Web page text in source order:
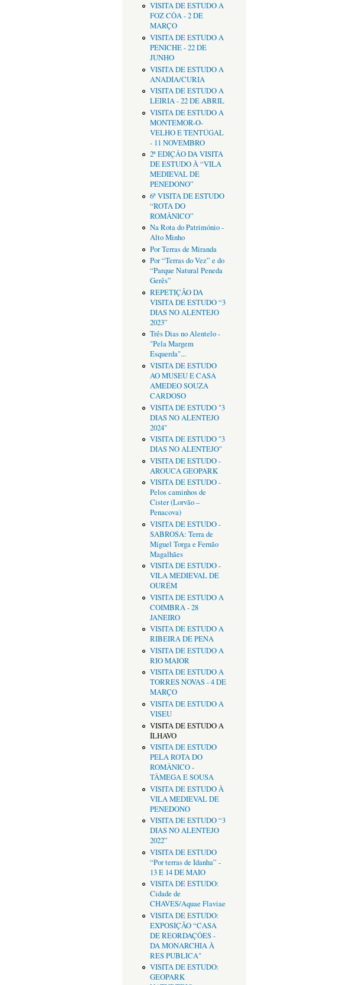
VISITA DE ESTUDO A
FOZ CÔA - 2 DE
MARÇO
VISITA DE ESTUDO A
PENICHE - 22 DE
JUNHO
VISITA DE ESTUDO A
ANADIA/CURIA
VISITA DE ESTUDO A
LEIRIA - 22 DE ABRIL
VISITA DE ESTUDO A
MONTEMOR-O-
VELHO E TENTÚGAL
- 11 NOVEMBRO
2ª EDIÇÂO DA VISITA
DE ESTUDO À “VILA
MEDIEVAL DE
PENEDONO”
6ª VISITA DE ESTUDO
“ROTA DO
ROMÂNICO”
Na Rota do Património -
Alto Minho
Por Terras de Miranda
Por “Terras do Vez” e do
“Parque Natural Peneda
Gerês”
REPETIÇÃO DA
VISITA DE ESTUDO “3
DIAS NO ALENTEJO
2023”
Três Dias no Alentelo -
"Pela Margem
Esquerda"...
VISITA DE ESTUDO
AO MUSEU E CASA
AMEDEO SOUZA
CARDOSO
VISITA DE ESTUDO "3
DIAS NO ALENTEJO
2024"
VISITA DE ESTUDO "3
DIAS NO ALENTEJO"
VISITA DE ESTUDO -
AROUCA GEOPARK
VISITA DE ESTUDO -
Pelos caminhos de
Cister (Lorvão –
Penacova)
VISITA DE ESTUDO -
SABROSA: Terra de
Miguel Torga e Fernão
Magalhães
VISITA DE ESTUDO -
VILA MEDIEVAL DE
OURÉM
VISITA DE ESTUDO A
COIMBRA - 28
JANEIRO
VISITA DE ESTUDO A
RIBEIRA DE PENA
VISITA DE ESTUDO A
RIO MAIOR
VISITA DE ESTUDO A
TORRES NOVAS - 4 DE
MARÇO
VISITA DE ESTUDO A
VISEU
VISITA DE ESTUDO A
ÍLHAVO
VISITA DE ESTUDO
PELA ROTA DO
ROMÂNICO -
TÂMEGA E SOUSA
VISITA DE ESTUDO À
VILA MEDIEVAL DE
PENEDONO
VISITA DE ESTUDO “3
DIAS NO ALENTEJO
2022”
VISITA DE ESTUDO
“Por terras de Idanha” -
13 E 14 DE MAIO
VISITA DE ESTUDO:
Cidade de
CHAVES/Aquae Flaviae
VISITA DE ESTUDO:
EXPOSIÇÃO “CASA
DE REORDAÇÔES -
DA MONARCHIA À
RES PUBLICA"
VISITA DE ESTUDO:
GEOPARK